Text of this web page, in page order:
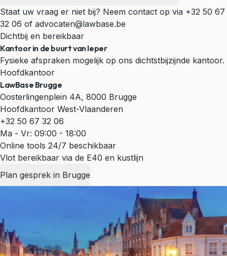
Staat uw vraag er niet bij? Neem contact op via +32 50 67
32 06 of advocaten@lawbase.be
Dichtbij en bereikbaar
Kantoor in de buurt van Ieper
Fysieke afspraken mogelijk op ons dichtstbijzijnde kantoor.
Hoofdkantoor
LawBase Brugge
Oosterlingenplein 4A, 8000 Brugge
Hoofdkantoor West-Vlaanderen
+32 50 67 32 06
Ma - Vr: 09:00 - 18:00
Online tools 24/7 beschikbaar
Vlot bereikbaar via de E40 en kustlijn
Plan gesprek in Brugge